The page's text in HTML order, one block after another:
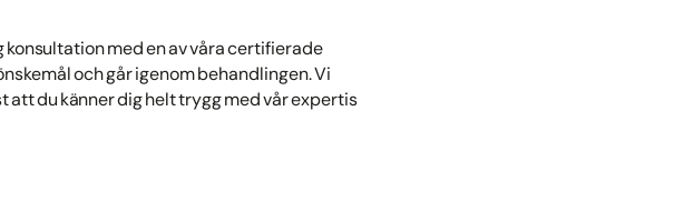
med en av våra certifierade
och går igenom behandlingen. Vi
du känner dig helt trygg med vår expertis